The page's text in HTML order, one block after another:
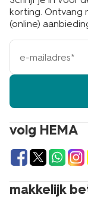
volg HEMA
makkelijk
korting. Ontvang
(online)
e-
mailadres